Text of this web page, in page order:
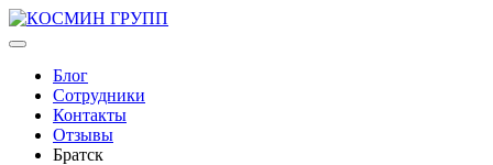
Блог
Сотрудники
Контакты
Отзывы
Братск